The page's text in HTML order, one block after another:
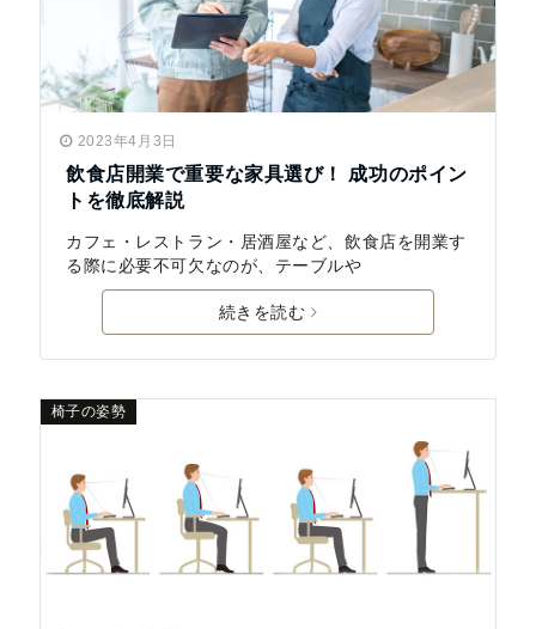
2023年4月3日
飲食店開業で重要な家具選び！ 成功のポイン
トを徹底解説
カフェ・レストラン・居酒屋など、飲食店を開業す
る際に必要不可欠なのが、テーブルや
続きを読む
椅子の姿勢